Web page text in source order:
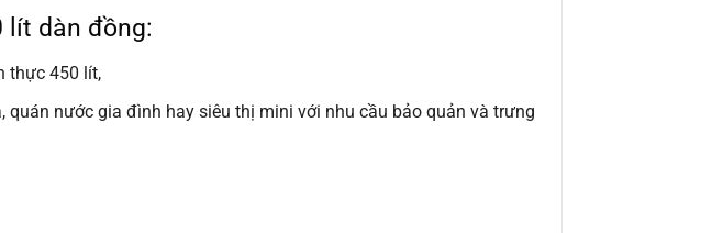
lít dàn đồng:
thực 450 lít,
quán nước gia đình hay siêu thị mini với nhu cầu bảo quản và trưng